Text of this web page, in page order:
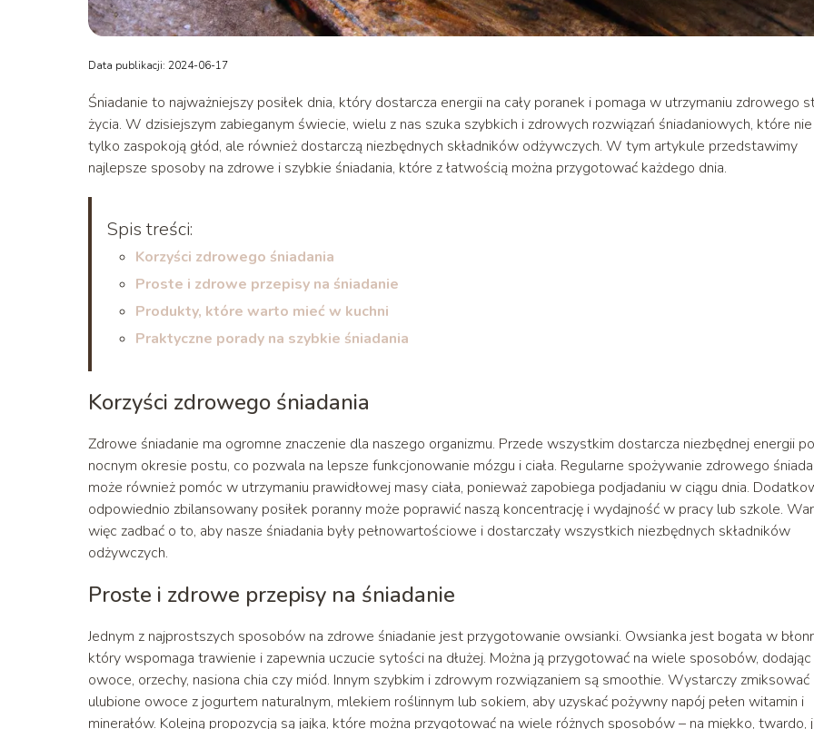
Data publikacji: 2024-06-17
Śniadanie to najważniejszy posiłek dnia, który dostarcza energii na cały poranek i pomaga w utrzymaniu zdrowego
życia. W dzisiejszym zabieganym świecie, wielu z nas szuka szybkich i zdrowych rozwiązań śniadaniowych, które nie
tylko zaspokoją głód, ale również dostarczą niezbędnych składników odżywczych. W tym artykule przedstawimy
najlepsze sposoby na zdrowe i szybkie śniadania, które z łatwością można przygotować każdego dnia.
Spis treści:
Korzyści zdrowego śniadania
Proste i zdrowe przepisy na śniadanie
Produkty, które warto mieć w kuchni
Praktyczne porady na szybkie śniadania
Korzyści zdrowego śniadania
Zdrowe śniadanie ma ogromne znaczenie dla naszego organizmu. Przede wszystkim dostarcza niezbędnej energii po
nocnym okresie postu, co pozwala na lepsze funkcjonowanie mózgu i ciała. Regularne spożywanie zdrowego
może również pomóc w utrzymaniu prawidłowej masy ciała, ponieważ zapobiega podjadaniu w ciągu dnia.
odpowiednio zbilansowany posiłek poranny może poprawić naszą koncentrację i wydajność w pracy lub szkole.
więc zadbać o to, aby nasze śniadania były pełnowartościowe i dostarczały wszystkich niezbędnych składników
odżywczych.
Proste i zdrowe przepisy na śniadanie
Jednym z najprostszych sposobów na zdrowe śniadanie jest przygotowanie owsianki. Owsianka jest bogata w
który wspomaga trawienie i zapewnia uczucie sytości na dłużej. Można ją przygotować na wiele sposobów, dodając
owoce, orzechy, nasiona chia czy miód. Innym szybkim i zdrowym rozwiązaniem są smoothie. Wystarczy zmiksować
ulubione owoce z jogurtem naturalnym, mlekiem roślinnym lub sokiem, aby uzyskać pożywny napój pełen witamin i
minerałów. Kolejną propozycją są jajka, które można przygotować na wiele różnych sposobów – na miękko, twardo,